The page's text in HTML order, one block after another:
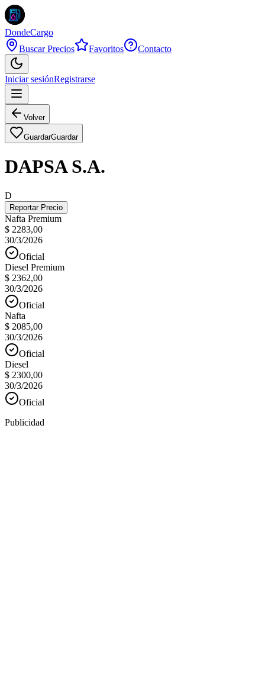
DondeCargo
Buscar Precios
Favoritos Contacto
Iniciar sesiónRegistrarse
Volver
GuardarGuardar
DAPSA S.A.
D
Reportar Precio
Nafta Premium
$ 2283,00
30/3/2026
Oficial
Diesel Premium
$ 2362,00
30/3/2026
Oficial
Nafta
$ 2085,00
30/3/2026
Oficial
Diesel
$ 2300,00
30/3/2026
Oficial
Publicidad